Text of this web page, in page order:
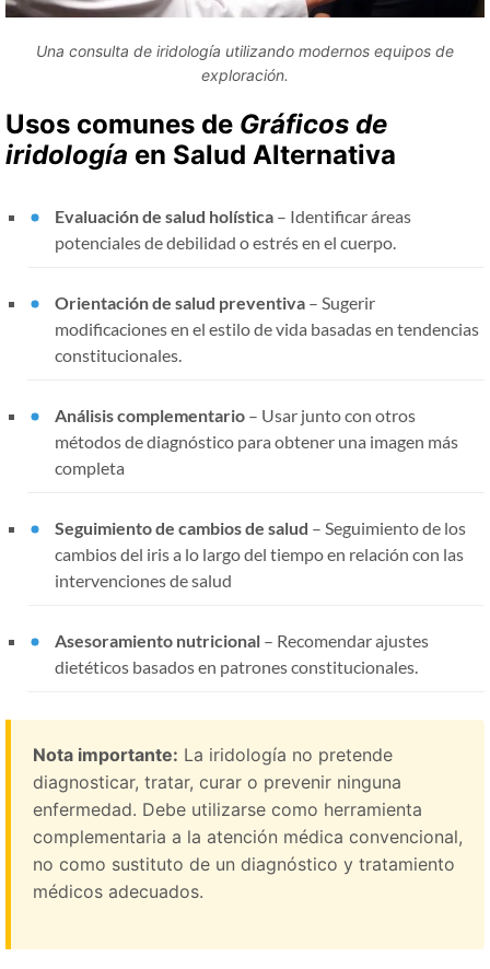
Una consulta de iridología utilizando modernos equipos de
exploración.
Usos comunes de Gráficos de
iridología en Salud Alternativa
Evaluación de salud holística – Identificar áreas
potenciales de debilidad o estrés en el cuerpo.
Orientación de salud preventiva – Sugerir
modificaciones en el estilo de vida basadas en tendencias
constitucionales.
Análisis complementario – Usar junto con otros
métodos de diagnóstico para obtener una imagen más
completa
Seguimiento de cambios de salud – Seguimiento de los
cambios del iris a lo largo del tiempo en relación con las
intervenciones de salud
Asesoramiento nutricional – Recomendar ajustes
dietéticos basados ​​en patrones constitucionales.
Nota importante: La iridología no pretende
diagnosticar, tratar, curar o prevenir ninguna
enfermedad. Debe utilizarse como herramienta
complementaria a la atención médica convencional,
no como sustituto de un diagnóstico y tratamiento
médicos adecuados.